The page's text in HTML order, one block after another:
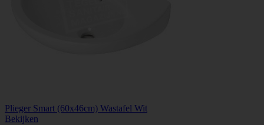
Plieger Smart (60x46cm) Wastafel Wit
Bekijken